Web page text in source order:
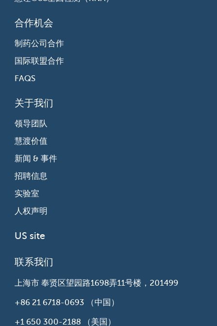
合作机会
制药公司合作
国际联盟合作
FAQS
关于我们
领导团队
慧渡价值
新闻 & 事件
招聘信息
实验室
人权声明
US site
联系我们
上海市 奉贤区望园路1698弄11号楼，201499
+86 21 6718-0693 （中国）
+1 650 300-2188 （美国）